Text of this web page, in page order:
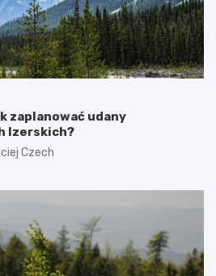
zaplanować udany
Izerskich?
Czech